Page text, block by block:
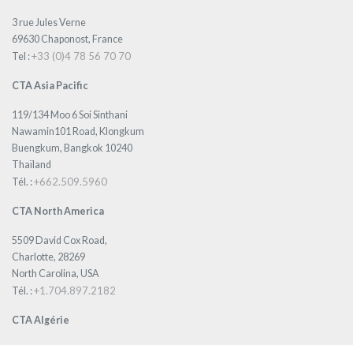
3 rue Jules Verne
69630 Chaponost, France
Tel :+33 (0)4 78 56 70 70
CTA Asia Pacific
119/134 Moo 6 Soi Sinthani
Nawamin101 Road, Klongkum
Buengkum, Bangkok 10240
Thaïland
Tél. :+662.509.5960
CTA North America
5509 David Cox Road,
Charlotte, 28269
North Carolina, USA
Tél. :+1.704.897.2182
CTA Algérie